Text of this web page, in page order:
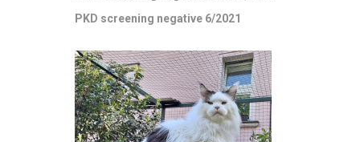
PKD screening negative 6/2021